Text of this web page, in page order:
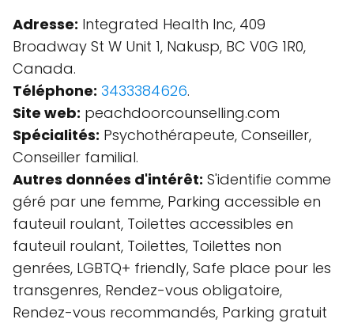
Adresse: Integrated Health Inc, 409
Broadway St W Unit 1, Nakusp, BC V0G 1R0,
Canada.
Téléphone: 3433384626.
Site web: peachdoorcounselling.com
Spécialités: Psychothérapeute, Conseiller,
Conseiller familial.
Autres données d'intérêt: S'identifie comme
géré par une femme, Parking accessible en
fauteuil roulant, Toilettes accessibles en
fauteuil roulant, Toilettes, Toilettes non
genrées, LGBTQ+ friendly, Safe place pour les
transgenres, Rendez-vous obligatoire,
Rendez-vous recommandés, Parking gratuit